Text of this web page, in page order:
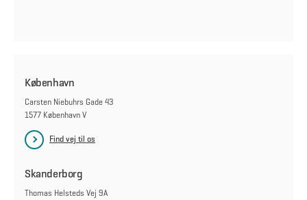
København
Carsten Niebuhrs Gade 43
1577 København V
Find vej til os
Skanderborg
Thomas Helsteds Vej 9A